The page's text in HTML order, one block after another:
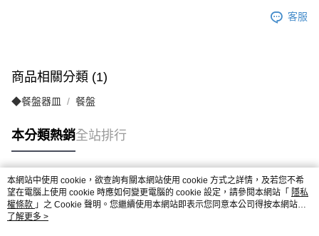
客服
商品相關分類 (1)
◆餐盤器皿 餐盤
本分類熱銷全站排行
熱門標籤
本網站中使用 cookie，欲查詢有關本網站使用 cookie 方式之詳情，及若您不希
望在電腦上使用 cookie 時應如何變更電腦的 cookie 設定，請參閱本網站「 隱私
權條款 」之 Cookie 聲明。您繼續使用本網站即表示您同意本公司得按本網站使
用條款之 Cookie 聲明使用 cookie。
了解更多 >